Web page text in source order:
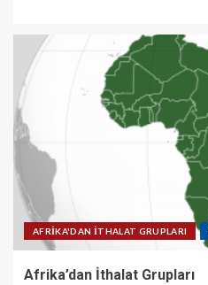
AFRİKA'DAN İTHALAT GRUPLARI
Afrika’dan İthalat Grupları